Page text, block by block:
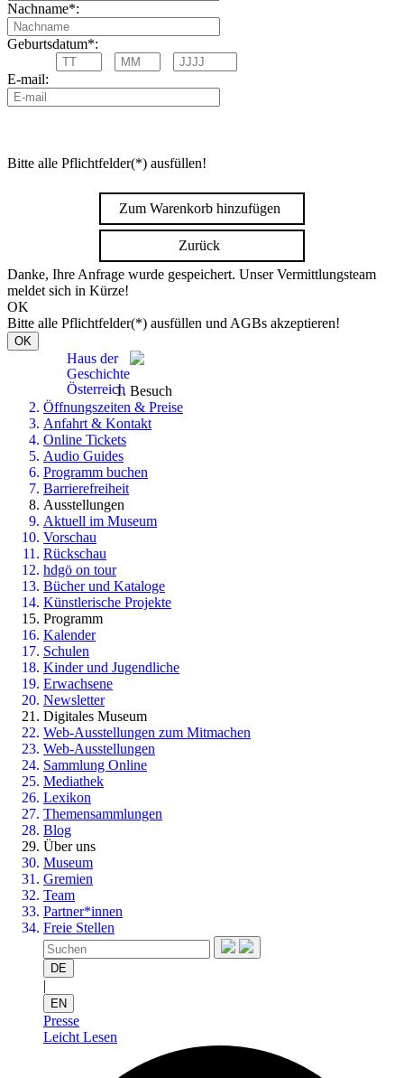
Nachname*:
Geburtsdatum*:
E-mail:
Bitte alle Pflichtfelder(*) ausfüllen!
Zum Warenkorb hinzufügen
Zurück
Danke, Ihre Anfrage wurde gespeichert. Unser Vermittlungsteam
meldet sich in Kürze!
OK
Bitte alle Pflichtfelder(*) ausfüllen und AGBs akzeptieren!
OK
Haus der
Geschichte
Österreich Besuch
Öffnungszeiten & Preise
Anfahrt & Kontakt
Online Tickets
Audio Guides
Programm buchen
Barrierefreiheit
Ausstellungen
Aktuell im Museum
Vorschau
Rückschau
hdgö on tour
Bücher und Kataloge
Künstlerische Projekte
Programm
Kalender
Schulen
Kinder und Jugendliche
Erwachsene
Newsletter
Digitales Museum
Web-Ausstellungen zum Mitmachen
Web-Ausstellungen
Sammlung Online
Mediathek
Lexikon
Themensammlungen
Blog
Über uns
Museum
Gremien
Team
Partner*innen
Freie Stellen
DE
|
EN
Presse
Leicht Lesen